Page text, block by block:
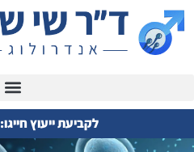
לקביעת ייעוץ חייגו: 03-9775355